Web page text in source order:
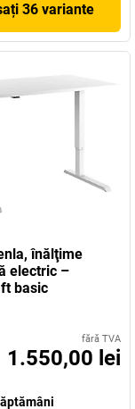
36 variante
înălţime
electric –
basic
fără TVA
1.550,00 lei